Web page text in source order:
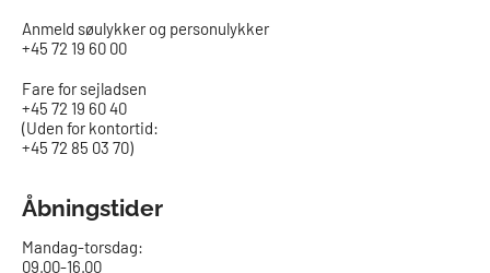
Anmeld søulykker og personulykker
+45 72 19 60 00
Fare for sejladsen
+45 72 19 60 40
(Uden for kontortid:
+45 72 85 03 70)
Åbningstider
Mandag-torsdag:
09.00-16.00​